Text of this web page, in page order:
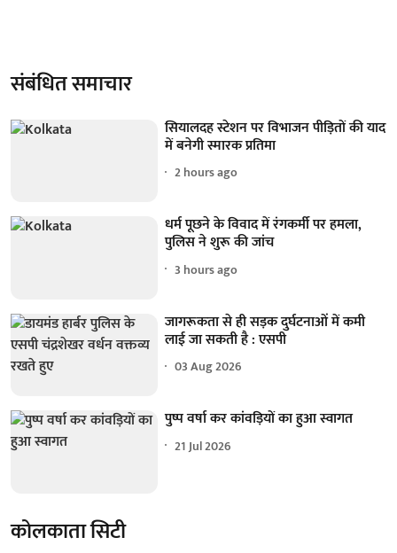
संबंधित समाचार
सियालदह स्टेशन पर विभाजन पीड़ितों की याद
में बनेगी स्मारक प्रतिमा
2 hours ago
धर्म पूछने के विवाद में रंगकर्मी पर हमला,
पुलिस ने शुरू की जांच
3 hours ago
जागरूकता से ही सड़क दुर्घटनाओं में कमी
लाई जा सकती है : एसपी
03 Aug 2026
पुष्प वर्षा कर कांवड़ियों का हुआ स्वागत
21 Jul 2026
कोलकाता सिटी